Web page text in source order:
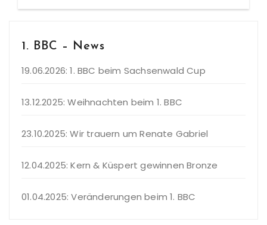
1. BBC – News
19.06.2026: 1. BBC beim Sachsenwald Cup
13.12.2025: Weihnachten beim 1. BBC
23.10.2025: Wir trauern um Renate Gabriel
12.04.2025: Kern & Küspert gewinnen Bronze
01.04.2025: Veränderungen beim 1. BBC